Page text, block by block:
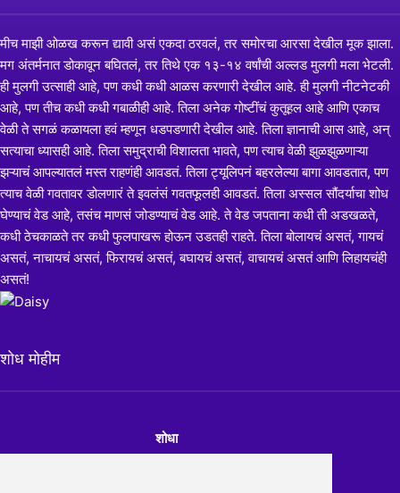
मीच माझी ओळख करून द्यावी असं एकदा ठरवलं, तर समोरचा आरसा देखील मूक झाला.
मग अंतर्मनात डोकावून बघितलं, तर तिथे एक १३-१४ वर्षांची अल्लड मुलगी मला भेटली.
ही मुलगी उत्साही आहे, पण कधी कधी आळस करणारी देखील आहे. ही मुलगी नीटनेटकी
आहे, पण तीच कधी कधी गबाळीही आहे. तिला अनेक गोष्टींचं कुतूहल आहे आणि एकाच
वेळी ते सगळं कळायला हवं म्हणून धडपडणारी देखील आहे. तिला ज्ञानाची आस आहे, अन्
सत्याचा ध्यासही आहे. तिला समुद्राची विशालता भावते, पण त्याच वेळी झुळझुळणाऱ्या
झऱ्याचं आपल्यातलं मस्त राहणंही आवडतं. तिला ट्यूलिपनं बहरलेल्या बागा आवडतात, पण
त्याच वेळी गवतावर डोलणारं ते इवलंसं गवतफूलही आवडतं. तिला अस्सल सौंदर्याचा शोध
घेण्याचं वेड आहे, तसंच माणसं जोडण्याचं वेड आहे. ते वेड जपताना कधी ती अडखळते,
कधी ठेचकाळते तर कधी फुलपाखरू होऊन उडतही राहते. तिला बोलायचं असतं, गायचं
असतं, नाचायचं असतं, फिरायचं असतं, बघायचं असतं, वाचायचं असतं आणि लिहायचंही
असतं!
शोध मोहीम
शोधा